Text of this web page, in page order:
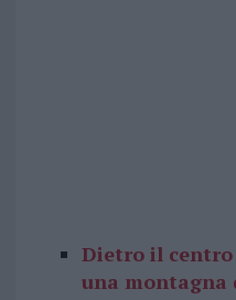
Dietro il centro
una